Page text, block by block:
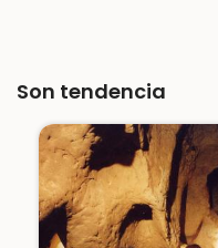
Son tendencia